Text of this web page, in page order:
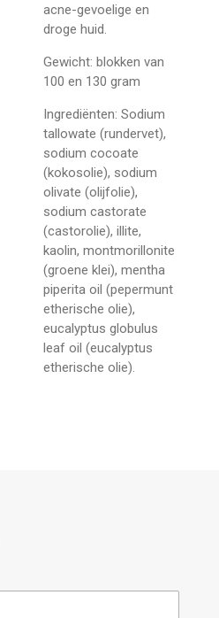
acne-gevoelige en
droge huid.
Gewicht: blokken van
100 en 130 gram
Ingrediënten: Sodium
tallowate (rundervet),
sodium cocoate
(kokosolie), sodium
olivate (olijfolie),
sodium castorate
(castorolie), illite,
kaolin, montmorillonite
(groene klei), mentha
piperita oil (pepermunt
etherische olie),
eucalyptus globulus
leaf oil (eucalyptus
etherische olie).